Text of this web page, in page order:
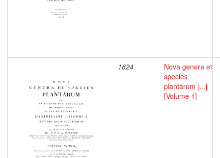
1824
Nova genera et
species
plantarum [...]
[Volume 1]